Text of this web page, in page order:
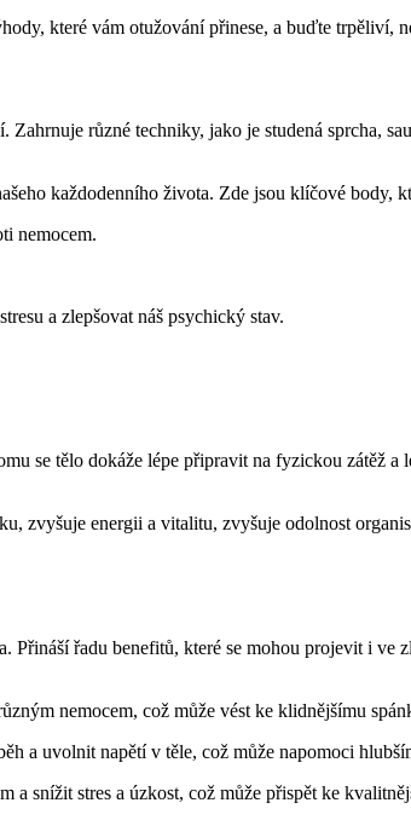
které vám otužování přinese, a buďte trpěliví,
různé techniky, jako je studená sprcha,
každodenního života. Zde jsou klíčové body,
nemocem.
a zlepšovat náš psychický stav.
se tělo dokáže lépe připravit na fyzickou zátěž
zvyšuje energii a vitalitu, zvyšuje odolnost
řadu benefitů, které se mohou projevit i ve
nemocem, což může vést ke klidnějšímu
a uvolnit napětí v těle, což může napomoci
a snížit stres a úzkost, což může přispět ke